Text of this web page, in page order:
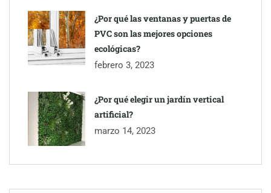
¿Por qué las ventanas y puertas de
PVC son las mejores opciones
ecológicas?
febrero 3, 2023
¿Por qué elegir un jardín vertical
artificial?
marzo 14, 2023